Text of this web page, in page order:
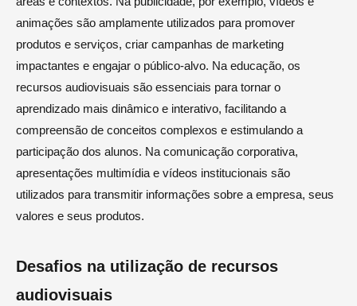
animações são amplamente utilizados para promover
produtos e serviços, criar campanhas de marketing
impactantes e engajar o público-alvo. Na educação, os
recursos audiovisuais são essenciais para tornar o
aprendizado mais dinâmico e interativo, facilitando a
compreensão de conceitos complexos e estimulando a
participação dos alunos. Na comunicação corporativa,
apresentações multimídia e vídeos institucionais são
utilizados para transmitir informações sobre a empresa, seus
valores e seus produtos.
Desafios na utilização de recursos
audiovisuais